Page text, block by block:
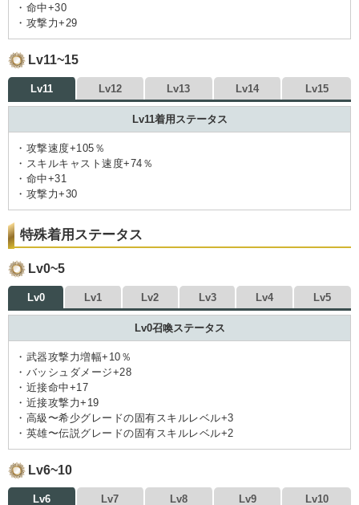
・命中+30
・攻撃力+29
Lv11~15
Lv11 Lv12 Lv13 Lv14 Lv15
Lv11着用ステータス
・攻撃速度+105％
・スキルキャスト速度+74％
・命中+31
・攻撃力+30
特殊着用ステータス
Lv0~5
Lv0 Lv1 Lv2 Lv3 Lv4 Lv5
Lv0召喚ステータス
・武器攻撃力増幅+10％
・バッシュダメージ+28
・近接命中+17
・近接攻撃力+19
・高級〜希少グレードの固有スキルレベル+3
・英雄〜伝説グレードの固有スキルレベル+2
Lv6~10
Lv6 Lv7 Lv8 Lv9 Lv10